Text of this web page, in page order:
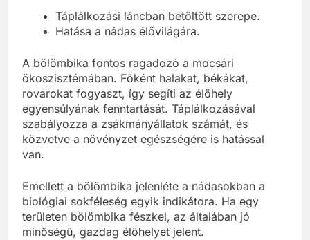
Táplálkozási láncban betöltött szerepe.
Hatása a nádas élővilágára.
A bölömbika fontos ragadozó a mocsári
ökoszisztémában. Főként halakat, békákat,
rovarokat fogyaszt, így segíti az élőhely
egyensúlyának fenntartását. Táplálkozásával
szabályozza a zsákmányállatok számát, és
közvetve a növényzet egészségére is hatással
van.
Emellett a bölömbika jelenléte a nádasokban a
biológiai sokféleség egyik indikátora. Ha egy
területen bölömbika fészkel, az általában jó
minőségű, gazdag élőhelyet jelent.